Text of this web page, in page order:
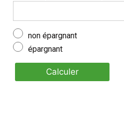
non épargnant
épargnant
Calculer